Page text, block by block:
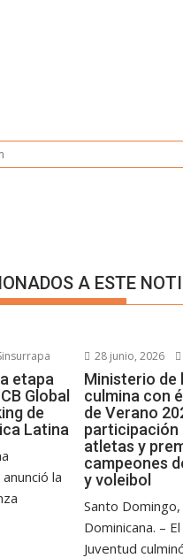
A ESTE
etapa
Global
de
Latina
la
28 junio, 2026
Ministerio de
culmina con
de Verano
participación
atletas y
campeones
y voleibol
Santo
Dominicana. –
Juventud